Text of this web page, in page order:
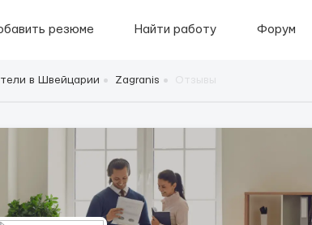
резюме Найти работу Форум
в Швейцарии Zagranis